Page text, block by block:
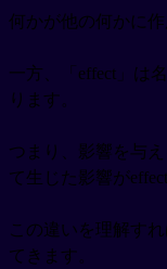
何かが他の何かに
一方、「effect」は
ります。
つまり、影響を与
て生じた影響が
この違いを理解す
てきます。